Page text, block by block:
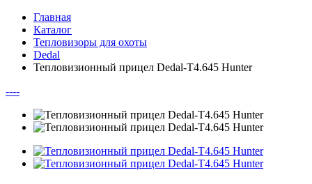
Главная
Каталог
Тепловизоры для охоты
Dedal
Тепловизионный прицел Dedal-T4.645 Hunter
----